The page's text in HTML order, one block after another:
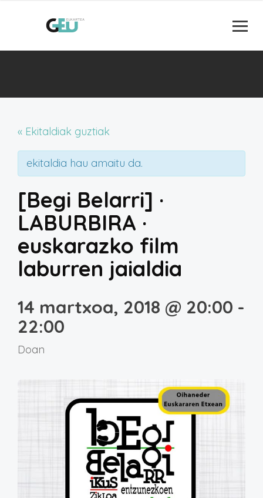
« Ekitaldiak guztiak
ekitaldia hau amaitu da.
[Begi Belarri] ·
LABURBIRA ·
euskarazko film
laburren jaialdia
14 martxoa, 2018 @ 20:00 -
22:00
Doan